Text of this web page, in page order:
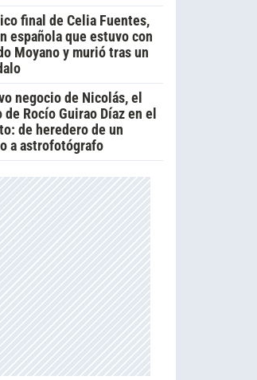
final de Celia Fuentes,
española que estuvo con
Moyano y murió tras un
negocio de Nicolás, el
de Rocío Guirao Díaz en el
de heredero de un
a astrofotógrafo